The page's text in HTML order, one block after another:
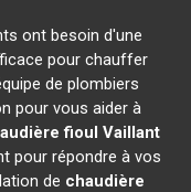
ont besoin d'une
pour chauffer
de plombiers
pour vous aider à
fioul Vaillant
pour répondre à vos
de chaudière